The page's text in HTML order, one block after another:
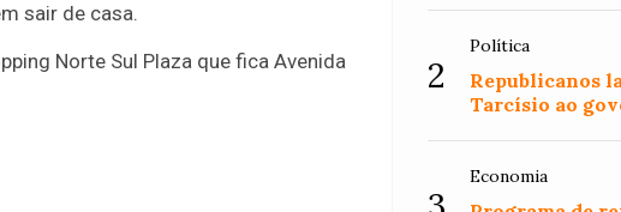
sair de casa.
Norte Sul Plaza que fica Avenida
2
Política
Republicanos
Tarcísio ao
Economia